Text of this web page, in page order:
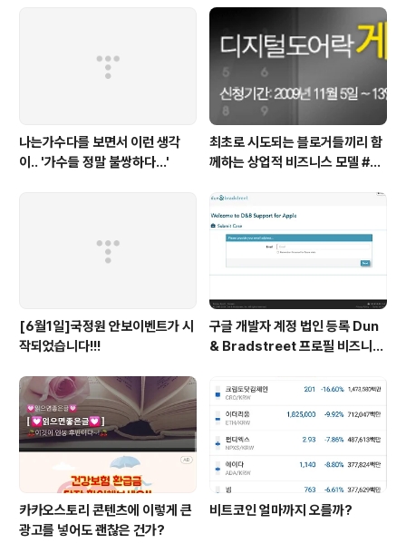
나는가수다를 보면서 이런 생각
이.. '가수들 정말 불쌍하다...'
최초로 시도되는 블로거들끼리 함
께하는 상업적 비즈니스 모델 #pr
[6월1일]국정원 안보이벤트가 시
작되었습니다!!!
구글 개발자 계정 법인 등록 Dun
& Bradstreet 프로필 비즈니스
카카오스토리 콘텐츠에 이렇게 큰
광고를 넣어도 괜찮은 건가?
비트코인 얼마까지 오를까?